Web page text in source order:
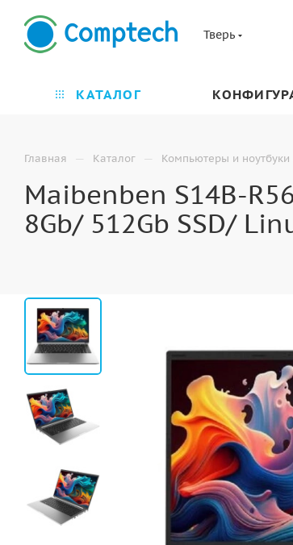
Тверь
КАТАЛОГ
Главная — Каталог — Компьютеры и ноутбуки
Maibenben S14B-
8Gb/ 512Gb SSD/